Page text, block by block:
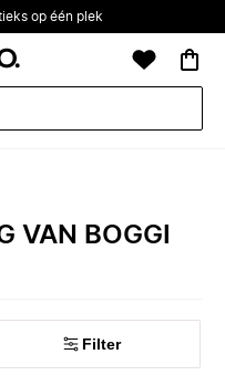
op één plek
VAN BOGGI
Filter